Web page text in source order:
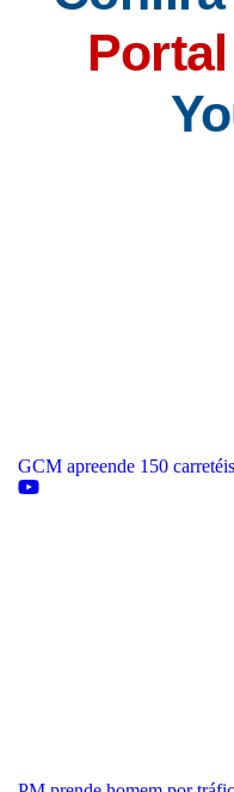
GCM apreende 150